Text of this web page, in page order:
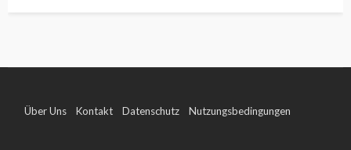
Über Uns Kontakt Datenschutz Nutzungsbedingungen